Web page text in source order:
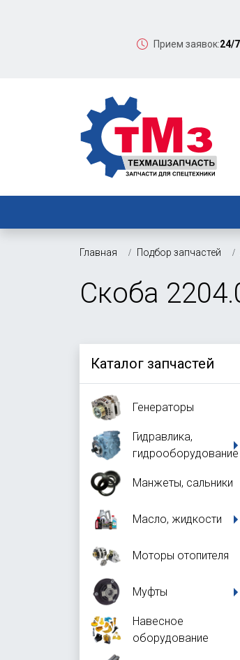
Прием заявок:24/
Главная Подбор запчастей
Скоба
Каталог запчастей
Генераторы
Гидравлика,
гидрооборудование
Манжеты, сальники
Масло, жидкости
Моторы отопителя
Муфты
Навесное
оборудование